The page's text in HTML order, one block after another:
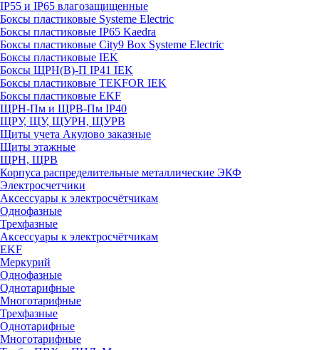
IP55 и IP65 влагозащищенные
Боксы пластиковые Systeme Electric
Боксы пластиковые IP65 Kaedra
Боксы пластиковые City9 Box Systeme Electric
Боксы пластиковые IEK
Боксы ЩРН(В)-П IP41 IEK
Боксы пластиковые TEKFOR IEK
Боксы пластиковые EKF
ЩРН-Пм и ЩРВ-Пм IP40
ЩРУ, ЩУ, ЩУРН, ЩУРВ
Щиты учета Акулово заказные
Щиты этажные
ЩРН, ЩРВ
Корпуса распределительные металлические ЭКФ
Электросчетчики
Аксессуары к электросчётчикам
Однофазные
Трехфазные
Аксессуары к электросчётчикам
EKF
Меркурий
Однофазные
Однотарифные
Многотарифные
Трехфазные
Однотарифные
Многотарифные